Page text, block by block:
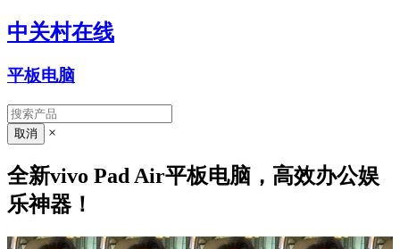
中关村在线
平板电脑
×
全新vivo Pad Air平板电脑，高效办公娱
乐神器！